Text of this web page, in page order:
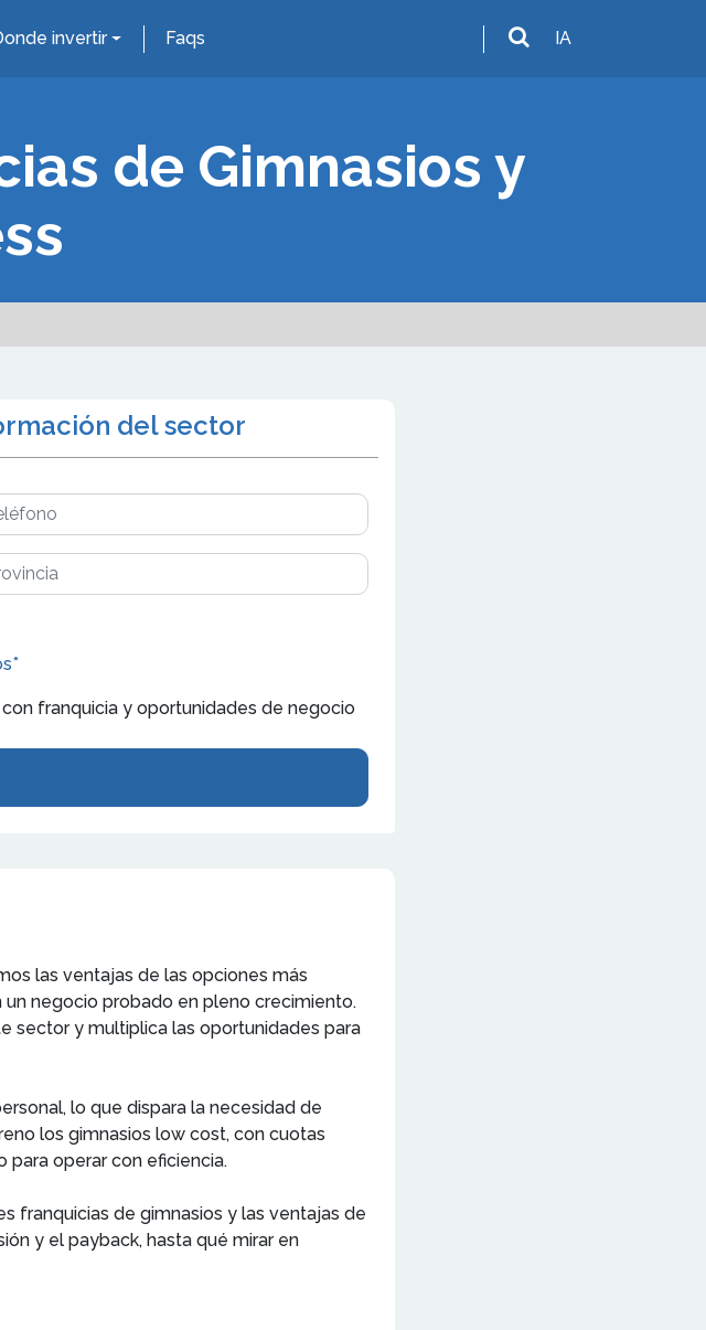
invertir Faqs IA
de Gimnasios y
del sector
franquicia y oportunidades de negocio
las ventajas de las opciones más
negocio probado en pleno crecimiento.
sector y multiplica las oportunidades para
lo que dispara la necesidad de
los gimnasios low cost, con cuotas
para operar con eficiencia.
franquicias de gimnasios y las ventajas de
y el payback, hasta qué mirar en